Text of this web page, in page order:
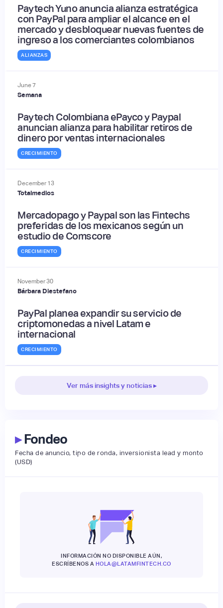
Paytech Yuno anuncia alianza estratégica
con PayPal para ampliar el alcance en el
mercado y desbloquear nuevas fuentes de
ingreso a los comerciantes colombianos
ALIANZAS
June7
Semana
Paytech Colombiana ePayco y Paypal
anuncian alianza para habilitar retiros de
dinero por ventas internacionales
CRECIMIENTO
December 13
Totalmedios
Mercadopago y Paypal son las Fintechs
preferidas de los mexicanos según un
estudio de Comscore
CRECIMIENTO
November30
Bárbara Diestefano
PayPal planea expandir su servicio de
criptomonedas a nivel Latam e
internacional
CRECIMIENTO
Ver más insights y noticias ▸
▸Fondeo
Fecha de anuncio, tipo de ronda, inversionista lead y monto
(USD)
INFORMACIÓN NO DISPONIBLE AÚN,
ESCRÍBENOS A HOLA@LATAMFINTECH.CO